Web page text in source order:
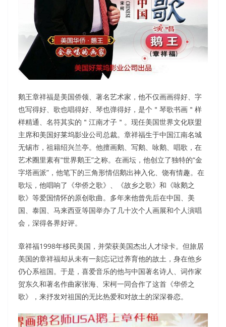
鹅王章祥福是美国侨领、著名艺术家，他不仅画画得好、字
也写得好、歌也唱得好、琴也弹得好，是个＂琴歌书画＂样
样精通、名符其实的＂江南才子＂。现任美国世界文化联盟
主席和美国好莱坞影业公司总裁。章祥福生于中国江南名城
无锡市，祖籍绍兴兰亭。他擅画鹅、写鹅、咏鹅、唱歌，在
艺术圈里素有“世界鹅王”之称。在画坛，他创立了独特的“金
字塔画派”，他笔下的三角形情侣鹅出神入化、饶有情趣。在
歌坛，他唱响了《华侨之歌》、《故乡之歌》和《咏鹅之
歌》等爱国情怀的原创歌曲。多年来他曾先后在中国、美
国、泰国、马来西亚等国举办了几十次个人画展和个人演唱
会，深得各界好评。
章祥福1998年移民美国，并荣获美国杰出人才绿卡。但旅居
美国的章祥福却从未有一刻忘记过养育他的故土，身在他乡
仍心系祖国。于是，喜爱音乐的他与中国著名诗人、词作家
贺东久和著名作曲家张海、宋柯一同合作了这首《华侨之
歌》，来抒发对祖国的无比热爱和对故土的深深眷恋。